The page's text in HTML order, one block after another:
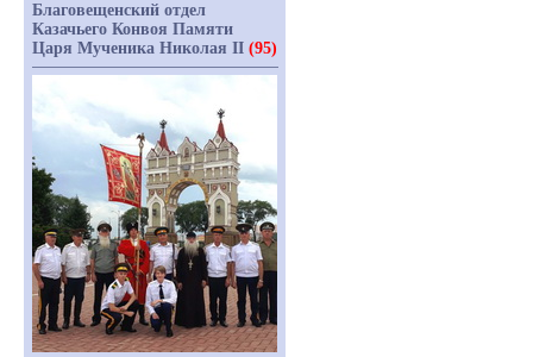
Благовещенский отдел
Казачьего Конвоя Памяти
Царя Мученика Николая II (95)